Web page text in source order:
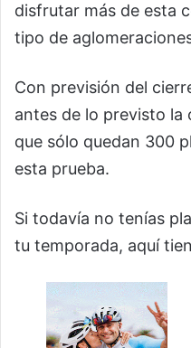
disfrutar más de esta
tipo de
Con previsión del
antes de lo previsto
que sólo quedan 300
esta prueba.
Si todavía no tenías
tu temporada, aquí